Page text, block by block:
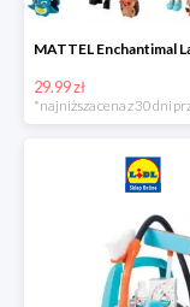
29.99 zł